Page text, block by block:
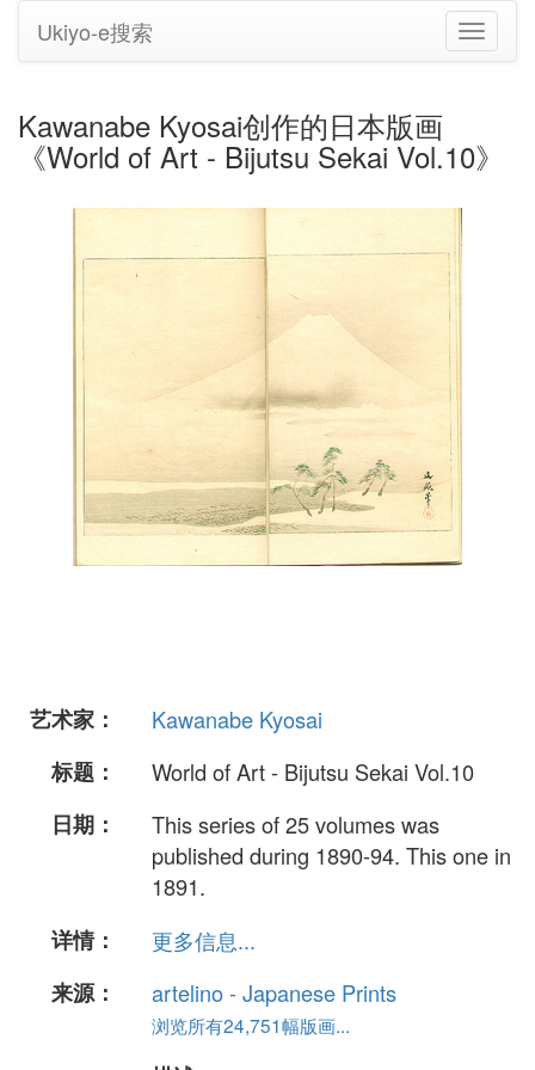
切
换
Ukiyo-e搜索
Kawanabe Kyosai创作的日本版画
《World of Art - Bijutsu Sekai Vol.10》
艺术家：
Kawanabe Kyosai
标题：
World of Art - Bijutsu Sekai Vol.10
日期：
This series of 25 volumes was
published during 1890-94. This one in
1891.
详情：
更多信息...
来源：
artelino - Japanese Prints
浏览所有24,751幅版画...